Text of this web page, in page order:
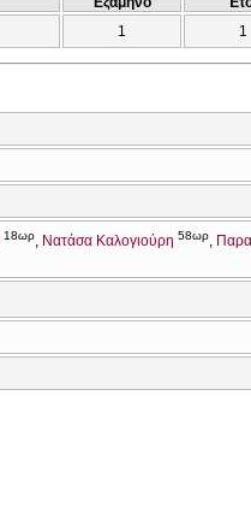
1 1
18ωρ Νατάσα Καλογιούρη 58ωρ